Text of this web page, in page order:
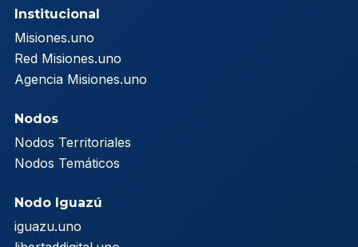
Institucional
Misiones.uno
Red Misiones.uno
Agencia Misiones.uno
Nodos
Nodos Territoriales
Nodos Temáticos
Nodo Iguazú
iguazu.uno